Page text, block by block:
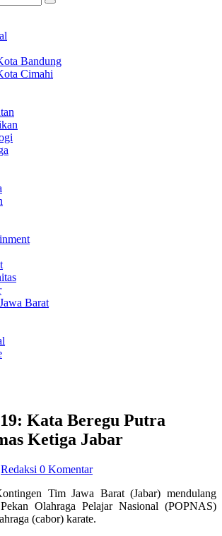
Bandung
Cimahi
Barat
Kata Beregu Putra
Ketiga Jabar
Redaksi 0 Komentar
Tim Jawa Barat (Jabar) mendulang
Olahraga Pelajar Nasional (POPNAS)
(cabor) karate.